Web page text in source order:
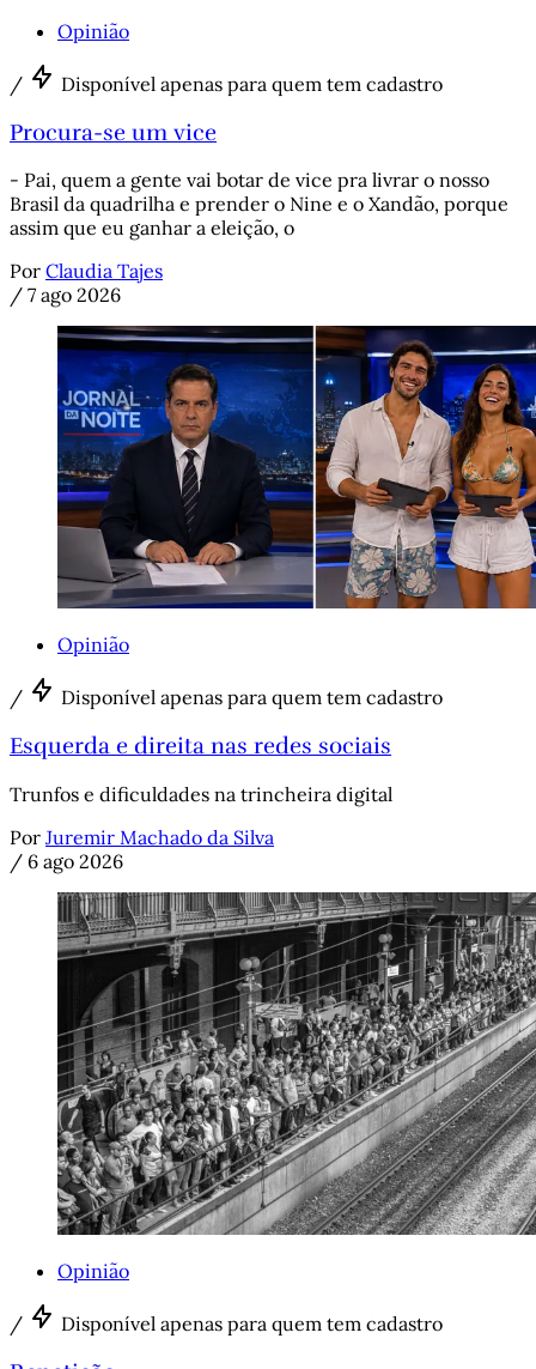
Opinião
/ Disponível apenas para quem tem cadastro
Procura-se um vice
- Pai, quem a gente vai botar de vice pra livrar o nosso
Brasil da quadrilha e prender o Nine e o Xandão, porque
assim que eu ganhar a eleição, o
Por Claudia Tajes
/ 7 ago 2026
Opinião
/ Disponível apenas para quem tem cadastro
Esquerda e direita nas redes sociais
Trunfos e dificuldades na trincheira digital
Por Juremir Machado da Silva
/ 6 ago 2026
Opinião
/ Disponível apenas para quem tem cadastro